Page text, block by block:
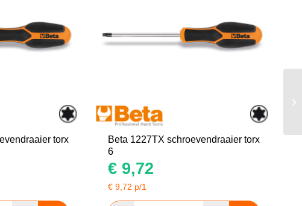
torx
Beta 1227TX schroevendraaier torx
6
€9,72
€ 9,72 p/1